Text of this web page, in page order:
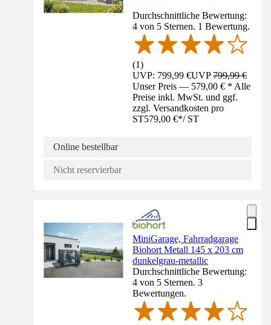
Durchschnittliche Bewertung:
4 von 5 Sternen. 1 Bewertung.
(1)
UVP: 799,99 €UVP799,99 €
Unser Preis — 579,00 € * Alle
Preise inkl. MwSt. und ggf.
zzgl. Versandkosten pro
ST579,00 €*/ ST
Online bestellbar
Nicht reservierbar
MiniGarage, Fahrradgarage
Biohort Metall 145 x 203 cm
dunkelgrau-metallic
Durchschnittliche Bewertung:
4 von 5 Sternen. 3
Bewertungen.